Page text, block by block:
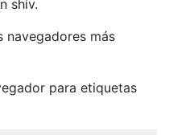
shiv.
navegadores más
para etiquetas